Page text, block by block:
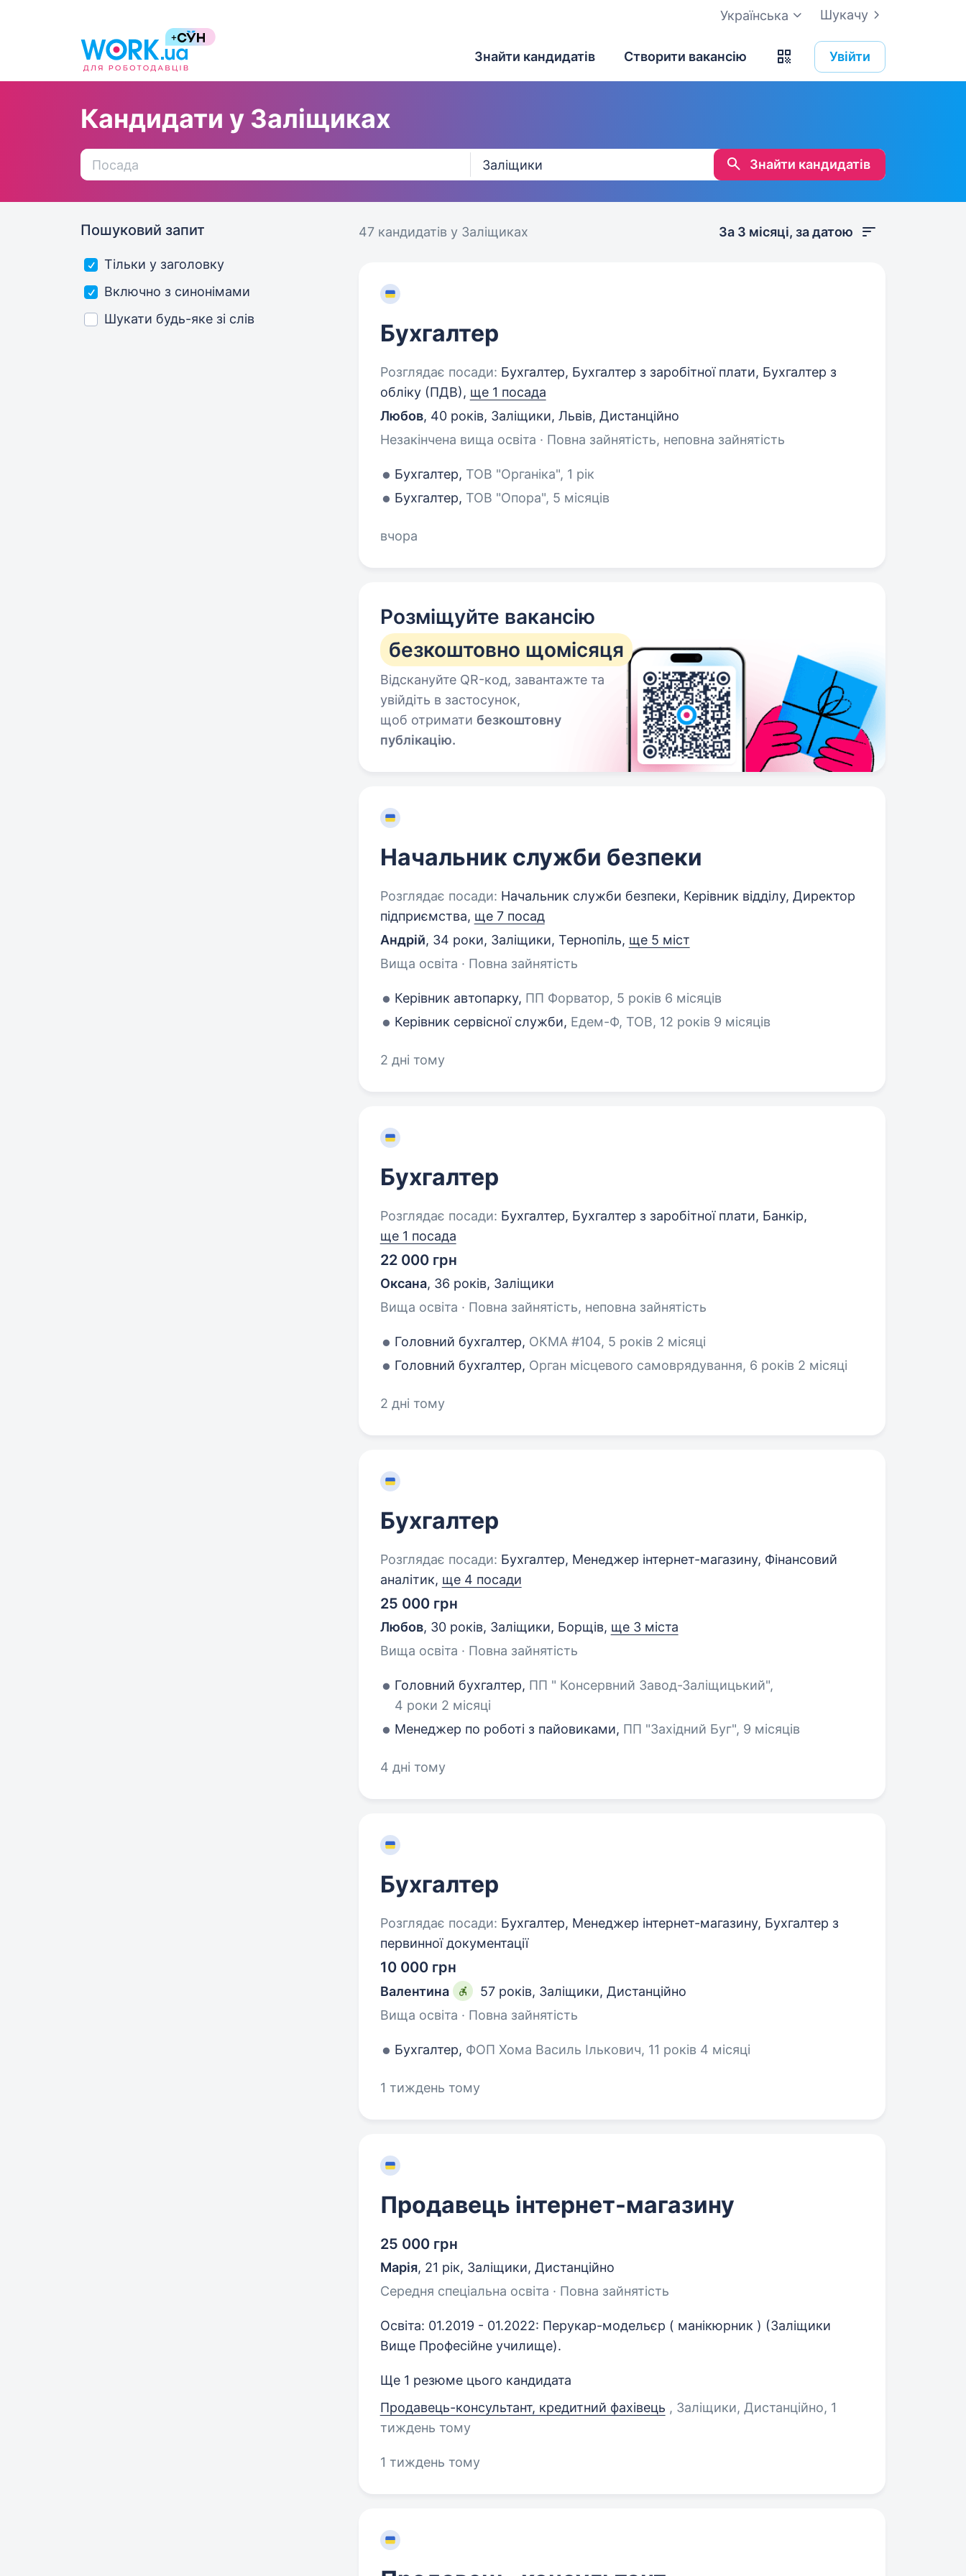
Шукачу
Українська
Знайти кандидатів Створити вакансію Увійти
Кандидати у Заліщиках
Знайти кандидатів
Пошуковий запит
Тільки у заголовку
Включно з синонімами
Шукати будь-яке зі слів
47 кандидатів у Заліщиках За 3 місяці, за датою
Бухгалтер
Розглядає посади: Бухгалтер, Бухгалтер з заробітної плати, Бухгалтер з
обліку (ПДВ), ще 1 посада
Любов, 40 років, Заліщики, Львів, Дистанційно
Незакінчена вища освіта · Повна зайнятість, неповна зайнятість
Бухгалтер, ТОВ "Органіка", 1 рік
Бухгалтер, ТОВ "Опора", 5 місяців
вчора
Розміщуйте вакансію
безкоштовно щомісяця
Відскануйте QR-код, завантажте та
увійдіть в застосунок,
щоб отримати безкоштовну
публікацію.
Начальник служби безпеки
Розглядає посади: Начальник служби безпеки, Керівник відділу, Директор
підприємства, ще 7 посад
Андрій, 34 роки, Заліщики, Тернопіль, ще 5 міст
Вища освіта · Повна зайнятість
Керівник автопарку, ПП Форватор, 5 років 6 місяців
Керівник сервісної служби, Едем-Ф, ТОВ, 12 років 9 місяців
2 дні тому
Бухгалтер
Розглядає посади: Бухгалтер, Бухгалтер з заробітної плати, Банкір,
ще 1 посада
22 000 грн
Оксана, 36 років, Заліщики
Вища освіта · Повна зайнятість, неповна зайнятість
Головний бухгалтер, ОКМА #104, 5 років 2 місяці
Головний бухгалтер, Орган місцевого самоврядування, 6 років 2 місяці
2 дні тому
Бухгалтер
Розглядає посади: Бухгалтер, Менеджер інтернет-магазину, Фінансовий
аналітик, ще 4 посади
25 000 грн
Любов, 30 років, Заліщики, Борщів, ще 3 міста
Вища освіта · Повна зайнятість
Головний бухгалтер, ПП " Консервний Завод-Заліщицький",
4 роки 2 місяці
Менеджер по роботі з пайовиками, ПП "Західний Буг", 9 місяців
4 дні тому
Бухгалтер
Розглядає посади: Бухгалтер, Менеджер інтернет-магазину, Бухгалтер з
первинної документації
10 000 грн
Валентина 57 років, Заліщики, Дистанційно
Вища освіта · Повна зайнятість
Бухгалтер, ФОП Хома Василь Ількович, 11 років 4 місяці
1 тиждень тому
Продавець інтернет-магазину
25 000 грн
Марія, 21 рік, Заліщики, Дистанційно
Середня спеціальна освіта · Повна зайнятість
Освіта: 01.2019 - 01.2022: Перукар-модельєр ( манікюрник ) (Заліщики
Вище Професійне училище).
Ще 1 резюме цього кандидата
Продавець-консультант, кредитний фахівець , Заліщики, Дистанційно, 1
тиждень тому
1 тиждень тому